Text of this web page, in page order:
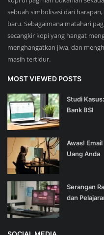
sebuah simbolisasi dari
baru. Sebagaimana matahari
secangkir kopi yang hangat
menghangatkan jiwa, dan
masih tertidur.
MOST VIEWED POSTS
Studi
Bank BSI
Awas!
Uang Anda
Serangan
dan